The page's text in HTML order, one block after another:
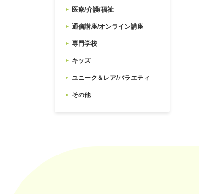
医療/介護/福祉
通信講座/オンライン講座
専門学校
キッズ
ユニーク＆レア/バラエティ
その他